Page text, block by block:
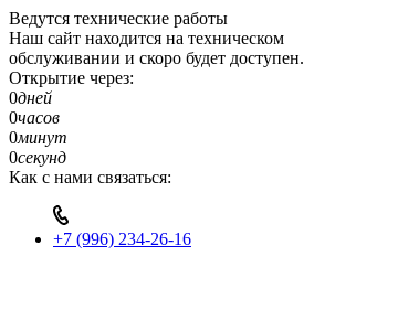
Ведутся технические работы
Наш сайт находится на техническом
обслуживании и скоро будет доступен.
Открытие через:
0дней
0часов
0минут
0секунд
Как с нами связаться:
+7 (996) 234-26-16